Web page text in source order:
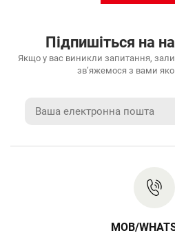
Підпишіться на
Якщо у вас виникли запитання,
зв’яжемося з вами
MOB/